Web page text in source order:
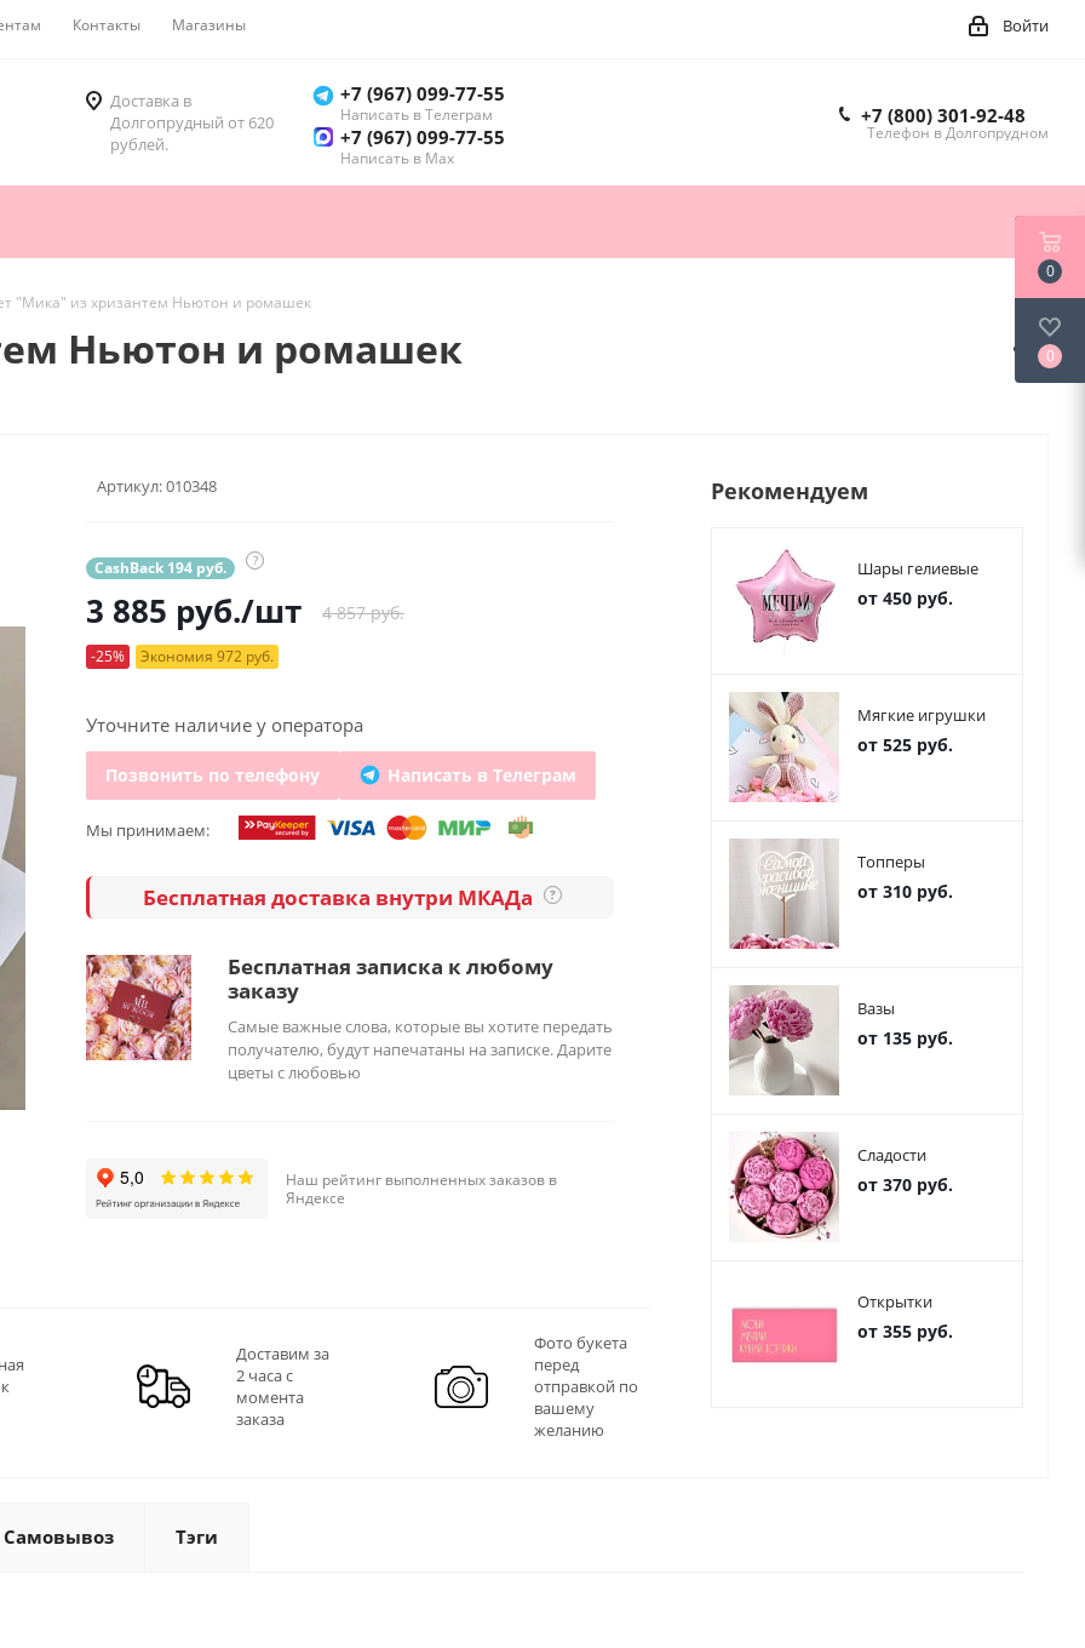
Контакты Магазины Войти
Доставка в
Долгопрудный от 620
рублей.
+7 (967) 099-77-55
Написать в Телеграм
+7 (967) 099-77-55
Написать в Мах
+7 (800) 301-92-48
Телефон в Долгопрудном
"Мика" из хризантем Ньютон и ромашек
Ньютон и ромашек
Артикул:010348
CashBack 194 руб. ?
3 885 руб./шт 4 857 руб.
-25% Экономия 972 руб.
Уточните наличие у оператора
Позвонить по телефону Написать в Телеграм
Мы принимаем:
Бесплатная доставка внутри МКАДа ?
Бесплатная записка к любому
заказу
Самые важные слова, которые вы хотите передать
получателю, будут напечатаны на записке. Дарите
цветы с любовью
Наш рейтинг выполненных заказов в
Яндексе
Доставим за
2 часа с
момента
заказа
Фото букета
перед
отправкой по
вашему
желанию
Рекомендуем
Шары гелиевые
от 450 руб.
Мягкие игрушки
от 525 руб.
Топперы
от 310 руб.
Вазы
от 135 руб.
Сладости
от 370 руб.
Открытки
от 355 руб.
Самовывоз Тэги
0
0